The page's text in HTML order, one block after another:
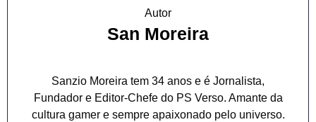
Autor
San Moreira
Sanzio Moreira tem 34 anos e é Jornalista,
Fundador e Editor-Chefe do PS Verso. Amante da
cultura gamer e sempre apaixonado pelo universo.